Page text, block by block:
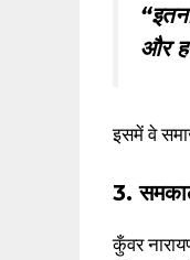
और
इसमें वे
3.
कुँवर